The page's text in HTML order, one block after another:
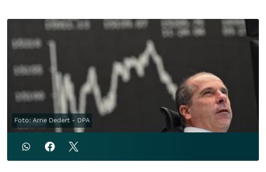
Foto: Arne Dedert - DPA